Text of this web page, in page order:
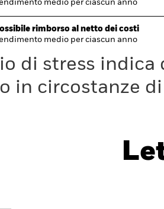
medio per ciascun anno
rimborso al netto dei costi
medio per ciascun anno
di stress
in circostanze